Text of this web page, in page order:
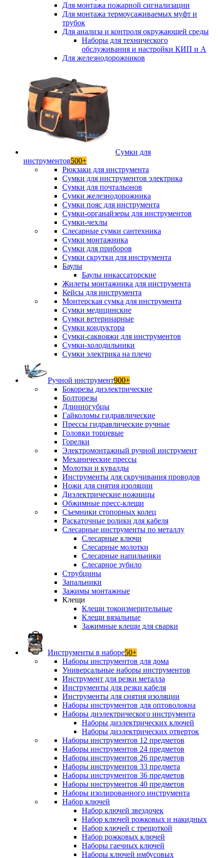
Для монтажа пожарной сигнализации
Для монтажа термоусаживаемых муфт и
трубок
Для анализа и контроля окружающей среды
Наборы для технического
обслуживания и настройки КИП и А
Для железнодорожников
Сумки для
инструментов500+
Рюкзаки для инструмента
Сумки для инструментов электрика
Сумки для почтальонов
Сумки железнодорожника
Сумки пояс для инструмента
Сумки-органайзеры для инструментов
Сумки-чехлы
Слесарные сумки сантехника
Сумки монтажника
Сумки для приборов
Сумки скрутки для инструмента
Баулы
Баулы инкассаторские
Жилеты монтажника для инструмента
Кейсы для инструмента
Монтерская сумка для инструмента
Сумки медицинские
Сумки ветеринарные
Сумки кондуктора
Сумки-саквояжи для инструментов
Сумки-холодильники
Сумки электрика на плечо
Ручной инструмент900+
Бокорезы диэлектрические
Болторезы
Длинногубцы
Гайколомы гидравлические
Прессы гидравлические ручные
Головки торцевые
Горелки
Электромонтажный ручной инструмент
Механические прессы
Молотки и кувалды
Инструменты для скручивания проводов
Ножи для снятия изоляции
Диэлектрические ножницы
Обжимные пресс-клещи
Съемники стопорных колец
Раскаточные ролики для кабеля
Слесарные инструменты по металлу
Слесарные ключи
Слесарные молотки
Слесарные напильники
Слесарное зубило
Струбцины
Запальники
Зажимы монтажные
Клещи
Клещи токоизмерительные
Клещи вязальные
Зажимные клещи для сварки
Инструменты в наборе50+
Наборы инструментов для дома
Универсальные наборы инструментов
Инструмент для резки металла
Инструменты для резки кабеля
Инструменты для снятия изоляции
Наборы инструментов для оптоволокна
Наборы диэлектрического инструмента
Наборы диэлектрических ключей
Наборы диэлектрических отверток
Наборы инструментов 12 предметов
Наборы инструментов 24 предметов
Наборы инструментов 26 предметов
Наборы инструментов 33 предмета
Наборы инструментов 36 предметов
Наборы инструментов 40 предметов
Наборы изолированного инструмента
Набор ключей
Набор ключей звездочек
Набор ключей рожковых и накидных
Набор ключей с трещоткой
Набор рожковых ключей
Наборы гаечных ключей
Наборы ключей имбусовых